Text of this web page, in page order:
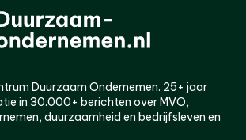
Duurzaam Ondernemen. 25+ jaar
in 30.000+ berichten over MVO,
duurzaamheid en bedrijfsleven en